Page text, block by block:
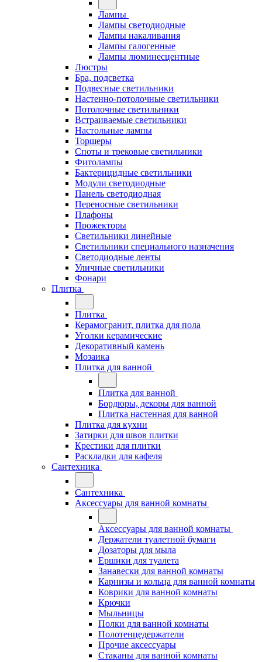
Лампы
Лампы светодиодные
Лампы накаливания
Лампы галогенные
Лампы люминесцентные
Люстры
Бра, подсветка
Подвесные светильники
Настенно-потолочные светильники
Потолочные светильники
Встраиваемые светильники
Настольные лампы
Торшеры
Споты и трековые светильники
Фитолампы
Бактерицидные светильники
Модули светодиодные
Панель светодиодная
Переносные светильники
Плафоны
Прожекторы
Светильники линейные
Светильники специального назначения
Светодиодные ленты
Уличные светильники
Фонари
Плитка
Плитка
Керамогранит, плитка для пола
Уголки керамические
Декоративный камень
Мозаика
Плитка для ванной
Плитка для ванной
Бордюры, декоры для ванной
Плитка настенная для ванной
Плитка для кухни
Затирки для швов плитки
Крестики для плитки
Раскладки для кафеля
Сантехника
Сантехника
Аксессуары для ванной комнаты
Аксессуары для ванной комнаты
Держатели туалетной бумаги
Дозаторы для мыла
Ершики для туалета
Занавески для ванной комнаты
Карнизы и кольца для ванной комнаты
Коврики для ванной комнаты
Крючки
Мыльницы
Полки для ванной комнаты
Полотенцедержатели
Прочие аксессуары
Стаканы для ванной комнаты